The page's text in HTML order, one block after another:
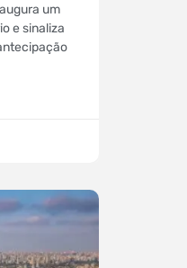
um
e sinaliza